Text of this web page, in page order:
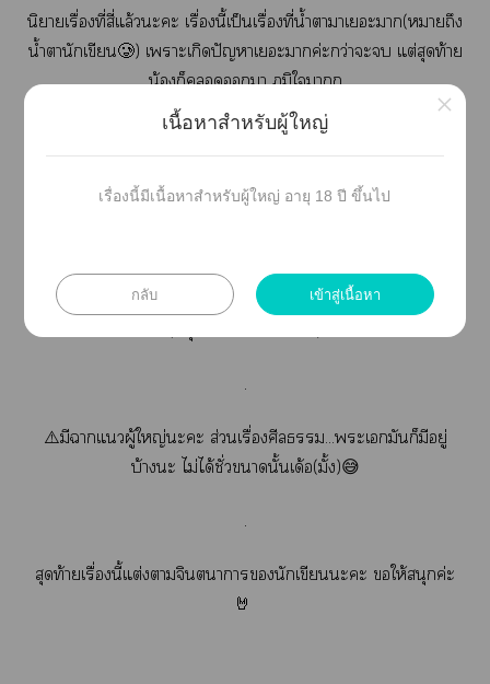
นิยายเรื่องที่สี่แล้วะะ เรื่องนี้เป็นเรื่องที่น้ำาาเะา(าถึง
น้ำตานักเขียน🥲) เาะเกิดปัญหาเะาค่ะกว่าะ แต่สุดท้าย
น้องก็า ภูมิใาก
ะเแดุ ทั้งเรื่องว่าเกลียดาเเา แต่ช่วง
หลัง ๆ ไม่แน่น้าาาา ส่วนาเอกสู้กลับแน่นอนไม่ต้องห่วง ยัย
น้องาจ้าา ะเา าเก็หนุ่มาโชว์บ้างเ
าใ ทิ้งเต์ แล้วก็ติดานักเขียนไว้หน่อยะค้า🥰
(อีบุ๊คเดี๋ยวาาะะ)
.
⚠️มีาแผู้ใหญ่ะะ ส่วนเรื่องศีล...ะเอกมันก็มีอยู่
บ้างะ ไม่ได้ชั่วานั้นเด้อ(มั้ง)😅
.
สุดท้ายเรื่องนี้แต่งาจินตนาการนักเขียนะะ ให้สนุกค่ะ
🤘
เนื้อหาสำหรับผู้ใหญ่
เรื่องนี้มีเนื้อหาสำหรับผู้ใหญ่ อายุ 18 ปี ขึ้นไป
กลับ เข้าสู่เนื้อหา
×